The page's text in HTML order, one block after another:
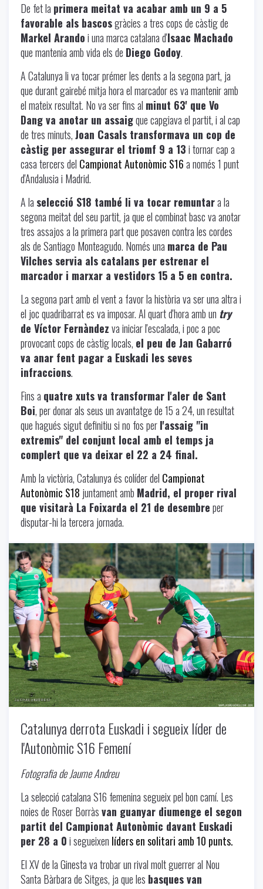
De fet la primera meitat va acabar amb un 9 a 5
favorable als bascosgràcies a tres cops de càstig de
Markel Arandoi una marca catalana d'Isaac Machado
que mantenia amb vida els de Diego Godoy.
A Catalunya li va tocar prémer les dents a la segona part, ja
que durant gairebé mitja hora el marcador es va mantenir amb
el mateix resultat. No va ser fins al minut 63' que Vo
Dang va anotar un assaigque capgiava el partit, i al cap
de tres minuts,Joan Casals transformava un cop de
càstig per assegurar el triomf 9 a 13i tornar cap a
casa tercers del Campionat Autonòmic S16a només 1 punt
d'Andalusia i Madrid.
A la selecció S18 també li va tocar remuntara la
segona meitat del seu partit, ja que el combinat basc va anotar
tres assajos a la primera part que posaven contra les cordes
als de Santiago Monteagudo. Només una marca de Pau
Vilches servia als catalans per estrenar el
marcador i marxar a vestidors 15 a 5 en contra.
La segona part amb el vent a favor la història va ser una altra i
el joc quadribarrat es va imposar. Al quart d'hora amb un try
de Víctor Fernàndezva iniciar l'escalada, i poc a poc
provocant cops de càstig locals, el peu de Jan Gabarró
va anar fent pagar a Euskadi les seves
infraccions.
Fins a quatre xuts va transformar l'aler de Sant
Boi, per donar als seus un avantatge de 15 a 24, un resultat
que hagués sigut definitiu si no fos perl'assaig "in
extremis" del conjunt local amb el temps ja
complert que va deixar el 22 a 24 final.
Amb la victòria, Catalunya és colíder del Campionat
Autonòmic S18 juntament amb Madrid, el proper rival
que visitarà La Foixarda el 21 de desembreper
disputar-hi la tercera jornada.
Uncategorized-11/26/2024
Catalunya derrota Euskadi i segueix líder de
l'Autonòmic S16 Femení
Fotografia de Jaume Andreu
La selecció catalana S16 femenina segueix pel bon camí. Les
noies de Roser Borràsvan guanyar diumenge el segon
partit del Campionat Autonòmic davant Euskadi
per 28 a 0i segueixen líders en solitari amb 10 punts.
El XV de la Ginesta va trobar un rival molt guerrer al Nou
Santa Bàrbara de Sitges, ja que les basques van